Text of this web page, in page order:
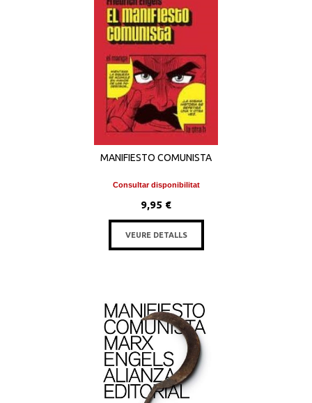
MANIFIESTO COMUNISTA
Consultar disponibilitat
9,95 €
VEURE DETALLS